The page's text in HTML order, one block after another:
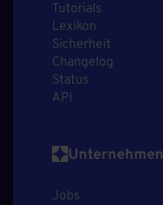
Tutorials
Lexikon
Sicherheit
Changelog
Status
API
Unternehmen
Jobs